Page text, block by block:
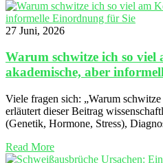
27 Juni, 2026
Warum schwitze ich so viel
akademische, aber
Viele fragen sich: „Warum
erläutert dieser Beitrag
(Genetik, Hormone, Stress),
Read More